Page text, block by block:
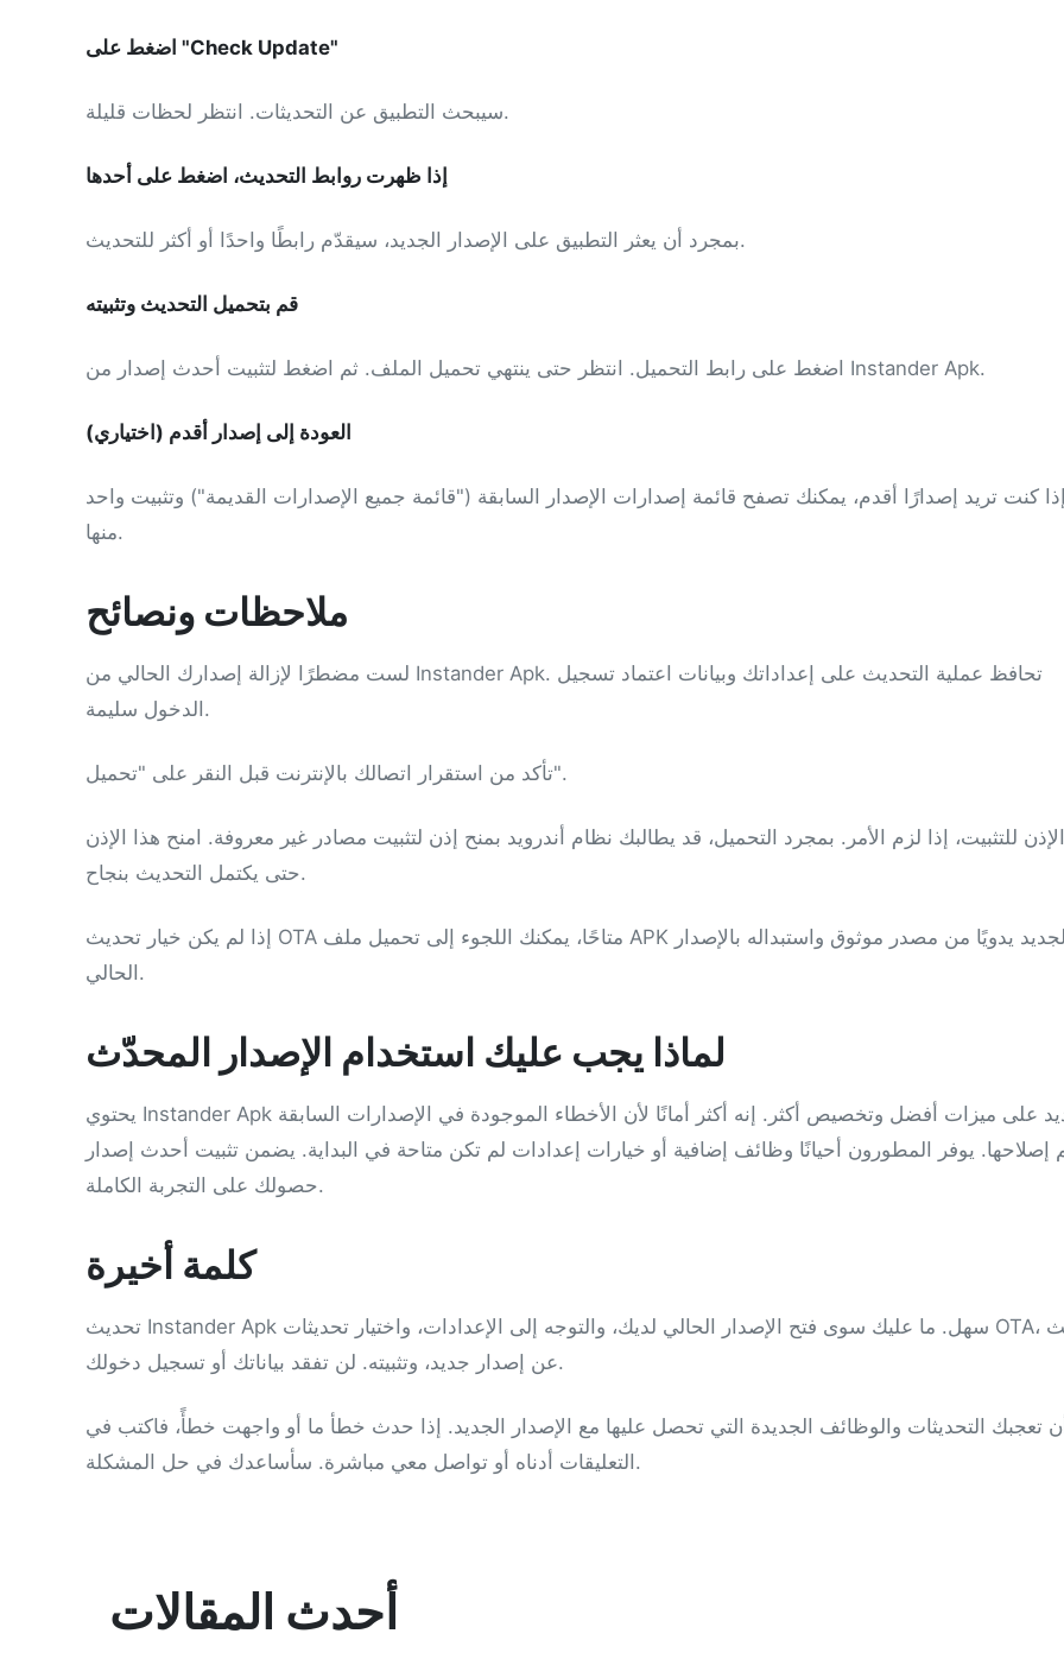
اضغط على "Check Update"
سيبحث التطبيق عن التحديثات. انتظر لحظات قليلة.
إذا ظهرت روابط التحديث، اضغط على أحدها
بمجرد أن يعثر التطبيق على الإصدار الجديد، سيقدّم رابطًا واحدًا أو أكثر للتحديث.
قم بتحميل التحديث وتثبيته
اضغط على رابط التحميل. انتظر حتى ينتهي تحميل الملف. ثم اضغط لتثبيت أحدث إصدار من Instander Apk.
(اختياري) العودة إلى إصدار أقدم
إذا كنت تريد إصدارًا أقدم، يمكنك تصفح قائمة إصدارات الإصدار السابقة ("قائمة جميع الإصدارات القديمة") وتثبيت واحد
منها.
ملاحظات ونصائح
لست مضطرًا لإزالة إصدارك الحالي من Instander Apk. تحافظ عملية التحديث على إعداداتك وبيانات اعتماد تسجيل
الدخول سليمة.
تأكد من استقرار اتصالك بالإنترنت قبل النقر على "تحميل".
للتثبيت، إذا لزم الأمر. بمجرد التحميل، قد يطالبك نظام أندرويد بمنح إذن لتثبيت مصادر غير معروفة. امنح هذا الإذن
حتى يكتمل التحديث بنجاح.
إذا لم يكن خيار تحديث OTA متاحًا، يمكنك اللجوء إلى تحميل ملف APK الجديد يدويًا من مصدر موثوق واستبداله بالإصدار
الحالي.
لماذا يجب عليك استخدام الإصدار المحدّث
يحتوي Instander Apk الجديد على ميزات أفضل وتخصيص أكثر. إنه أكثر أمانًا لأن الأخطاء الموجودة في الإصدارات السابقة
إصلاحها. يوفر المطورون أحيانًا وظائف إضافية أو خيارات إعدادات لم تكن متاحة في البداية. يضمن تثبيت أحدث إصدار
حصولك على التجربة الكاملة.
كلمة أخيرة
تحديث Instander Apk سهل. ما عليك سوى فتح الإصدار الحالي لديك، والتوجه إلى الإعدادات، واختيار تحديثات OTA، والبحث
عن إصدار جديد، وتثبيته. لن تفقد بياناتك أو تسجيل دخولك.
تعجبك التحديثات والوظائف الجديدة التي تحصل عليها مع الإصدار الجديد. إذا حدث خطأ ما أو واجهت خطأً، فاكتب في
التعليقات أدناه أو تواصل معي مباشرة. سأساعدك في حل المشكلة.
أحدث المقالات